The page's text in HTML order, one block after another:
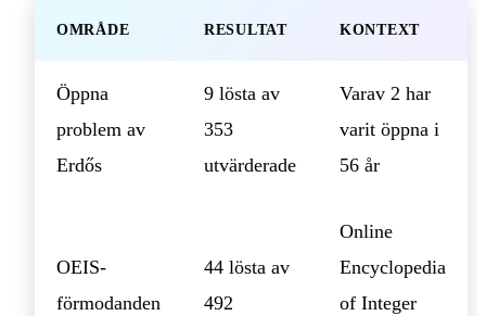
OMRÅDE RESULTAT KONTEXT
Öppna
problem av
Erdős
9 lösta av
353
utvärderade
Varav 2 har
varit öppna i
56 år
OEIS-
förmodanden
44 lösta av
492
Online
Encyclopedia
of Integer